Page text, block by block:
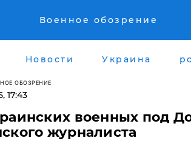
Военное обозрение
Новости Украина
ОБОЗРЕНИЕ
17:43
военных под
журналиста